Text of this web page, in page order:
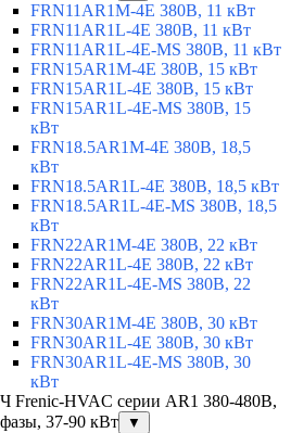
FRN11AR1M-4E 380В, 11 кВт
FRN11AR1L-4E 380В, 11 кВт
FRN11AR1L-4E-MS 380В, 11 кВт
FRN15AR1M-4E 380В, 15 кВт
FRN15AR1L-4E 380В, 15 кВт
FRN15AR1L-4E-MS 380В, 15
кВт
FRN18.5AR1M-4E 380В, 18,5
кВт
FRN18.5AR1L-4E 380В, 18,5 кВт
FRN18.5AR1L-4E-MS 380В, 18,5
кВт
FRN22AR1M-4E 380В, 22 кВт
FRN22AR1L-4E 380В, 22 кВт
FRN22AR1L-4E-MS 380В, 22
кВт
FRN30AR1M-4E 380В, 30 кВт
FRN30AR1L-4E 380В, 30 кВт
FRN30AR1L-4E-MS 380В, 30
кВт
Frenic-HVAC серии AR1 380-480В,
37-90 кВт
▼